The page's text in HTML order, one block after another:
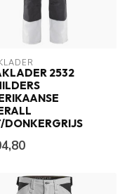
2532
DONKERGRIJS